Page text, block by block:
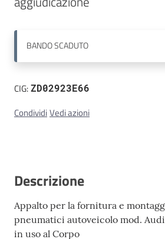
BANDOSCADUTO
CIG:ZD02923E66
CondividiVedi azioni
Descrizione
Appalto per la fornitura e
pneumatici autoveicolo mod.
in uso al Corpo